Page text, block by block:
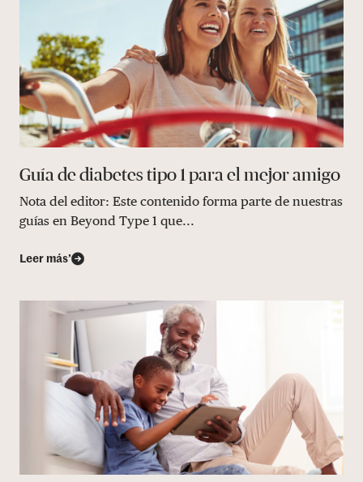
Guía de diabetes tipo 1 para el mejor amigo
Nota del editor: Este contenido forma parte de nuestras
guías en Beyond Type 1 que...
Leer más’